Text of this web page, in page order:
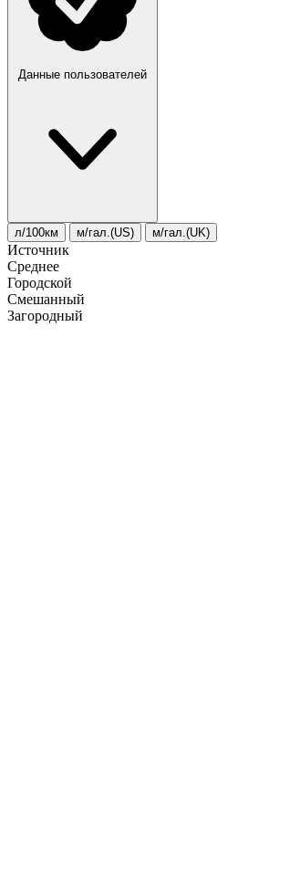
Данные пользователей
л/100км м/гал.(US) м/гал.(UK)
Источник
Среднее
Городской
Смешанный
Загородный